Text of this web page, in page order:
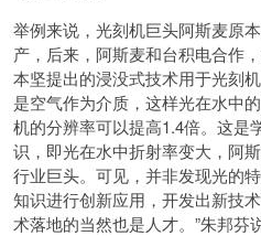
举例来说，光刻机巨头阿斯麦原
产，后来，阿斯麦和台积电合作
本坚提出的浸没式技术用于光刻
是空气作为介质，这样光在水中
机的分辨率可以提高1.4倍。这是
识，即光在水中折射率变大，阿
行业巨头。可见，并非发现光的
知识进行创新应用，开发出新技
术落地的当然也是人才。”朱邦芬说